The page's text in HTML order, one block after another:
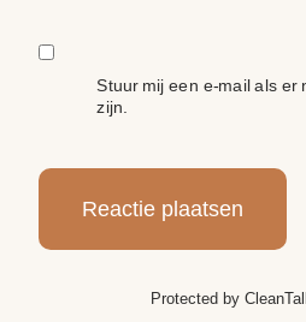
Stuur mij een e-mail als er
zijn.
Protected by